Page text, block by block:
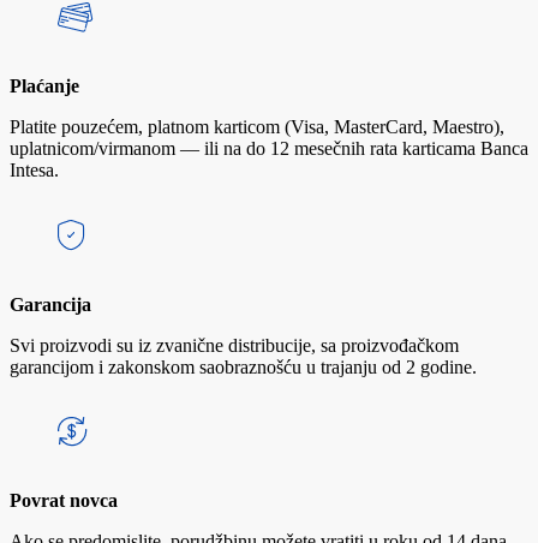
Plaćanje
Platite pouzećem, platnom karticom (Visa, MasterCard, Maestro),
uplatnicom/virmanom — ili na do 12 mesečnih rata karticama Banca
Intesa.
Garancija
Svi proizvodi su iz zvanične distribucije, sa proizvođačkom
garancijom i zakonskom saobraznošću u trajanju od 2 godine.
Povrat novca